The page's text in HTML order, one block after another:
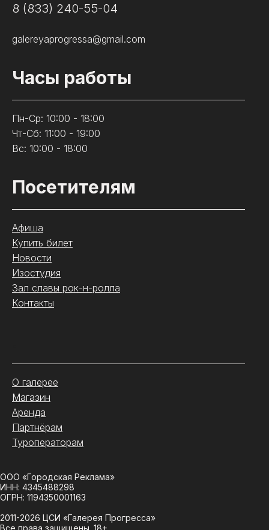
8 (833) 240-55-04
galereyaprogressa@gmail.com
Часы работы
Пн-Ср: 10:00 - 18:00
Чт-Сб: 11:00 - 19:00
Вс: 10:00 - 18:00
Посетителям
Афиша
Купить билет
Новости
Изостудия
Зал славы рок-н-ролла
Контакты
О галерее
Магазин
Аренда
Партнёрам
Туроператорам
ООО «Городская Реклама»
ИНН: 4345488298
ОГРН: 1194350001163
2011-2026 ЦСИ «Галерея Прогресса»
Все права защищены. 18+